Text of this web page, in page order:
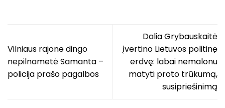
Vilniaus rajone dingo
nepilnametė Samanta –
policija prašo pagalbos
Dalia Grybauskaitė
įvertino Lietuvos politinę
erdvę: labai nemalonu
matyti proto trūkumą,
susipriešinimą